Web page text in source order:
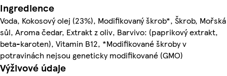
Ingredience
Voda, Kokosový olej (23%), Modifikovaný škrob*, Škrob, Mořská
sůl, Aroma čedar, Extrakt z oliv, Barvivo: (paprikový extrakt,
beta-karoten), Vitamin B12, *Modifikované škroby v
potravinách nejsou geneticky modifikované (GMO)
Výživové údaje